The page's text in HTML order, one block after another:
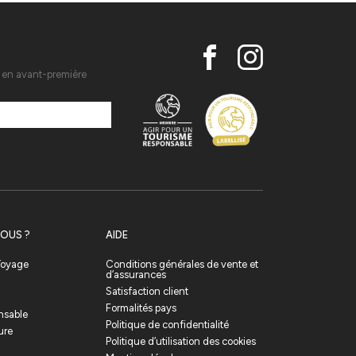
avant-première
? AIDE
Conditions générales de vente et
d’assurances
Satisfaction client
Formalités pays
Politique de confidentialité
Politique d’utilisation des cookies